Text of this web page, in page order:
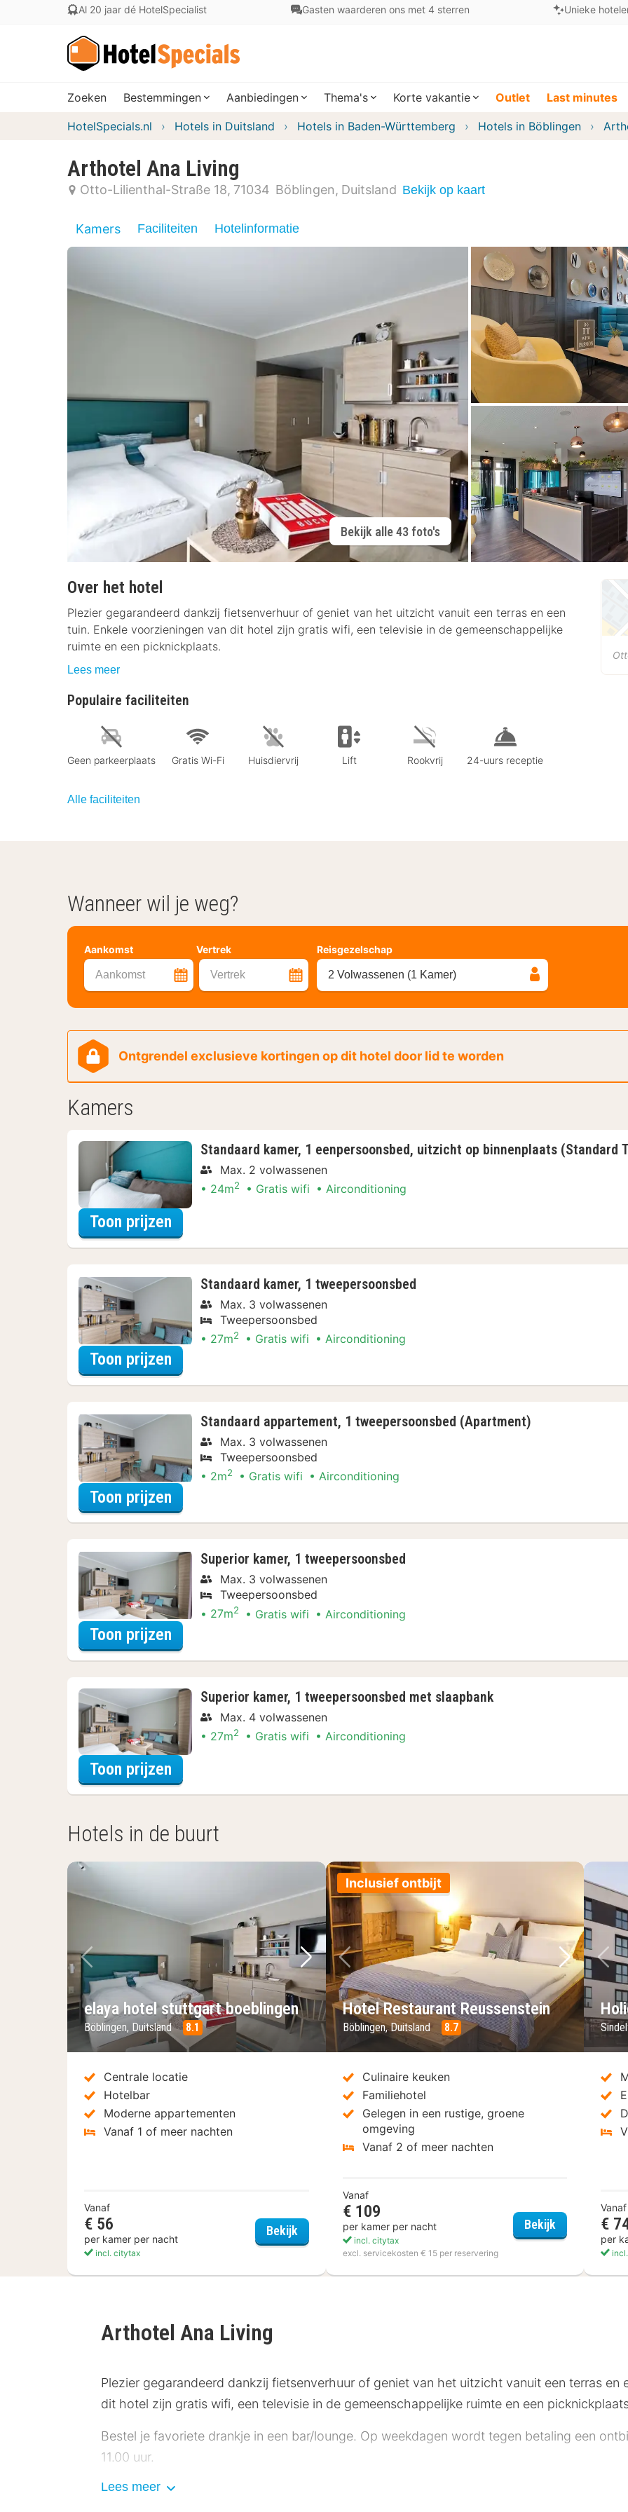
Al 20 jaar dé HotelSpecialist Gasten waarderen ons met 4 sterren Unieke
Zoeken Bestemmingen Aanbiedingen Thema's Korte vakantie Outlet Last minutes
HotelSpecials.nl Hotels in Duitsland Hotels in Baden-Württemberg Hotels in Böblingen
Arthotel Ana Living
Otto-Lilienthal-Straße 18 71034 Böblingen Duitsland Bekijk op kaart
Kamers Faciliteiten Hotelinformatie
Bekijk alle 43 foto's
Over het hotel
Plezier gegarandeerd dankzij fietsenverhuur of geniet van het uitzicht vanuit een terras en een
tuin. Enkele voorzieningen van dit hotel zijn gratis wifi, een televisie in de gemeenschappelijke
ruimte en een picknickplaats.
Lees meer
Populaire faciliteiten
Geen parkeerplaats Gratis Wi-Fi Huisdiervrij Lift Rookvrij 24-uurs receptie
Alle faciliteiten
Wanneer wil je weg?
Aankomst Vertrek
Aankomst Vertrek
Reisgezelschap
2 Volwassenen (1 Kamer)
Ontgrendel exclusieve kortingen op dit hotel door lid te worden
Kamers
Standaard kamer, 1 eenpersoonsbed, uitzicht op binnenplaats (Standard
Max. 2 volwassenen
24m2 Gratis wifi Airconditioning
Toon prijzen
Standaard kamer, 1 tweepersoonsbed
Max. 3 volwassenen
Tweepersoonsbed
27m2 Gratis wifi Airconditioning
Toon prijzen
Standaard appartement, 1 tweepersoonsbed (Apartment)
Max. 3 volwassenen
Tweepersoonsbed
2m2 Gratis wifi Airconditioning
Toon prijzen
Superior kamer, 1 tweepersoonsbed
Max. 3 volwassenen
Tweepersoonsbed
27m2 Gratis wifi Airconditioning
Toon prijzen
Superior kamer, 1 tweepersoonsbed met slaapbank
Max. 4 volwassenen
27m2 Gratis wifi Airconditioning
Toon prijzen
Hotels in de buurt
Vorige foto
Volgende foto
elaya hotel stuttgart boeblingen
Böblingen, Duitsland 8.1
Centrale locatie
Hotelbar
Moderne appartementen
Vanaf 1 of meer nachten
Vanaf
€ 56
per kamer per nacht
incl. citytax
Bekijkelaya hotel stuttgart boeblingen
Inclusief ontbijt
Vorige foto
Volgende
Hotel Restaurant Reussenstein
Böblingen, Duitsland 8.7
Culinaire keuken
Familiehotel
Gelegen in een rustige, groene
omgeving
Vanaf 2 of meer nachten
Vanaf
€ 109
per kamer per nacht
incl. citytax
excl. servicekosten € 15 per reservering
Bekijk Hotel
Vanaf
€
per
Arthotel Ana Living
Plezier gegarandeerd dankzij fietsenverhuur of geniet van het uitzicht vanuit een terras en
dit hotel zijn gratis wifi, een televisie in de gemeenschappelijke ruimte en een
Bestel je favoriete drankje in een bar/lounge. Op weekdagen wordt tegen betaling een
11.00 uur.
Enkele van de voorzieningen zijn meertalig personeel, een bagageopslagruimte en een
Lees meer